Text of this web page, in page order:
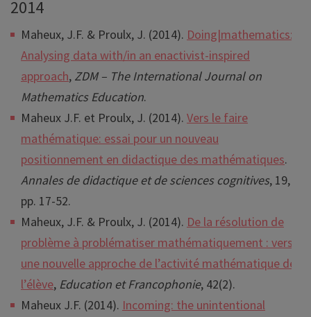
2014
Maheux, J.F. & Proulx, J. (2014). Doing|mathematics:
Analysing data with/in an enactivist-inspired
approach, ZDM – The International Journal on
Mathematics Education.
Maheux J.F. et Proulx, J. (2014). Vers le faire
mathématique: essai pour un nouveau
positionnement en didactique des mathématiques.
Annales de didactique et de sciences cognitives, 19,
pp. 17-52.
Maheux, J.F. & Proulx, J. (2014). De la résolution de
problème à problématiser mathématiquement : vers
une nouvelle approche de l’activité mathématique de
l’élève, Education et Francophonie, 42(2).
Maheux J.F. (2014). Incoming: the unintentional